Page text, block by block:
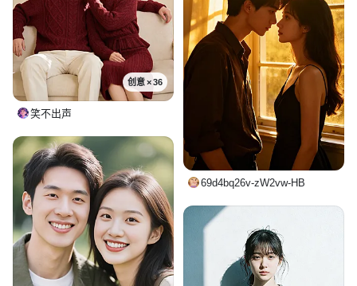
69d4bq26v-zW2vw-HB
创意 × 36
笑不出声